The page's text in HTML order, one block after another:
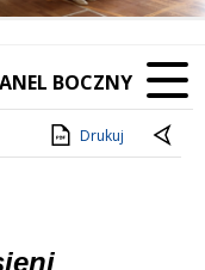
BOCZNY
Drukuj